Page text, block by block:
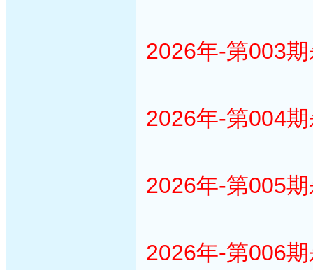
2026年-第003
2026年-第004
2026年-第005
2026年-第006